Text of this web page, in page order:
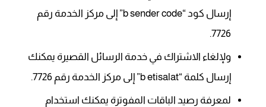
إرسال كود “b sender code” إلى مركز الخدمة رقم
7726.
ولإلغاء الاشتراك في خدمة الرسائل القصيرة يمكنك
إرسال كلمة “b etisalat” إلى مركز الخدمة رقم 7726.
لمعرفة رصيد الباقات المفوترة يمكنك استخدام